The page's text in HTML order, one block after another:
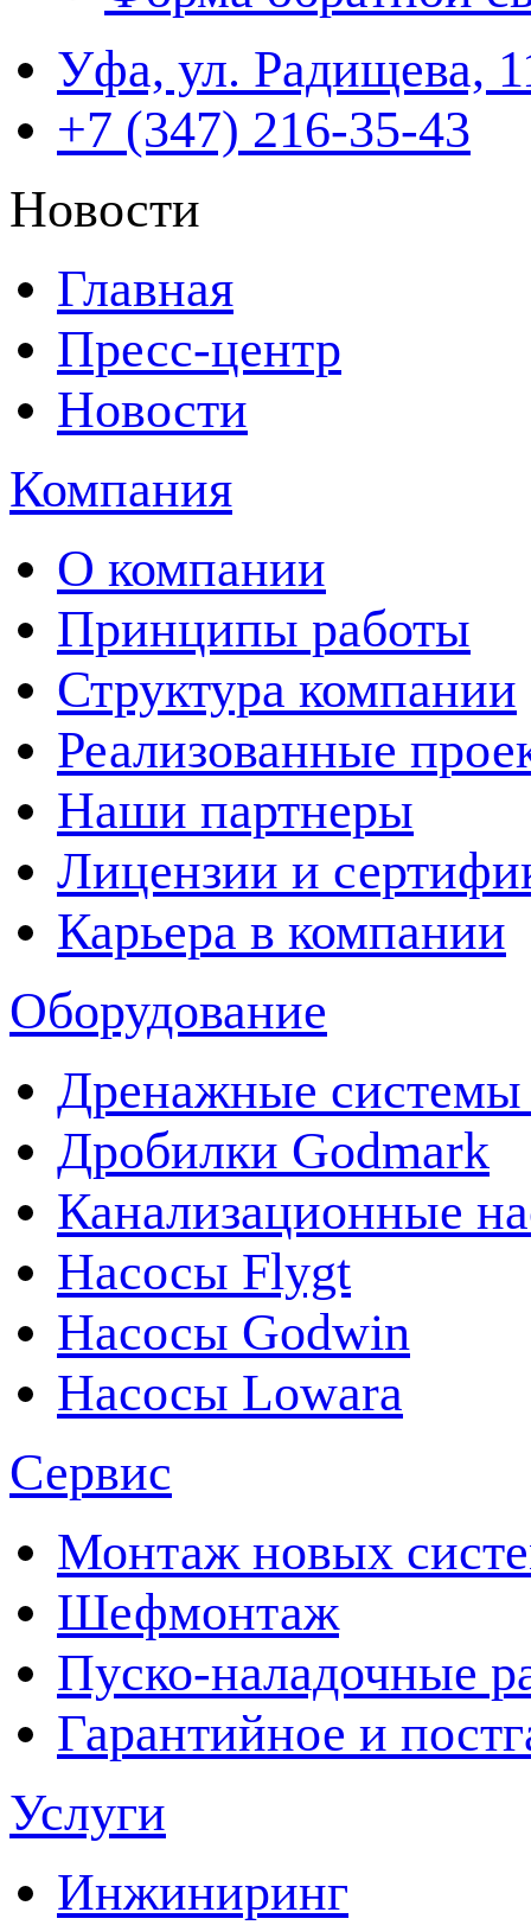
Уфа, ул. Радищева,
+7 (347) 216-35-43
Новости
Главная
Пресс-центр
Новости
Компания
О компании
Принципы работы
Структура компании
Реализованные
Наши партнеры
Лицензии и
Карьера в компании
Оборудование
Дренажные системы
Дробилки Godmark
Канализационные
Насосы Flygt
Насосы Godwin
Насосы Lowara
Сервис
Монтаж новых
Шефмонтаж
Пуско-наладочные
Гарантийное и
Услуги
Инжиниринг